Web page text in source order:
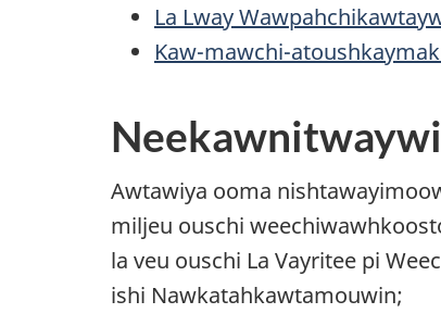
La Lway
Kaw-mawchi-
Awtawiya ooma
miljeu ouschi
la veu ouschi La Vayritee pi
ishi Nawkatahkawtamouwin;